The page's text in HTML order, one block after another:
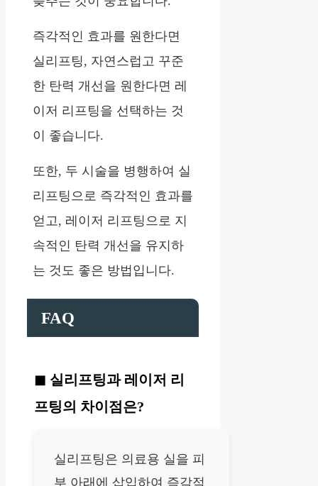
즉각적인 효과를 원한다면
실리프팅, 자연스럽고 꾸준
한 탄력 개선을 원한다면 레
이저 리프팅을 선택하는 것
이 좋습니다.
또한, 두 시술을 병행하여 실
리프팅으로 즉각적인 효과를
얻고, 레이저 리프팅으로 지
속적인 탄력 개선을 유지하
는 것도 좋은 방법입니다.
FAQ
실리프팅과 레이저 리
프팅의 차이점은?
실리프팅은 의료용 실을 피
부 아래에 삽입하여 즉각적